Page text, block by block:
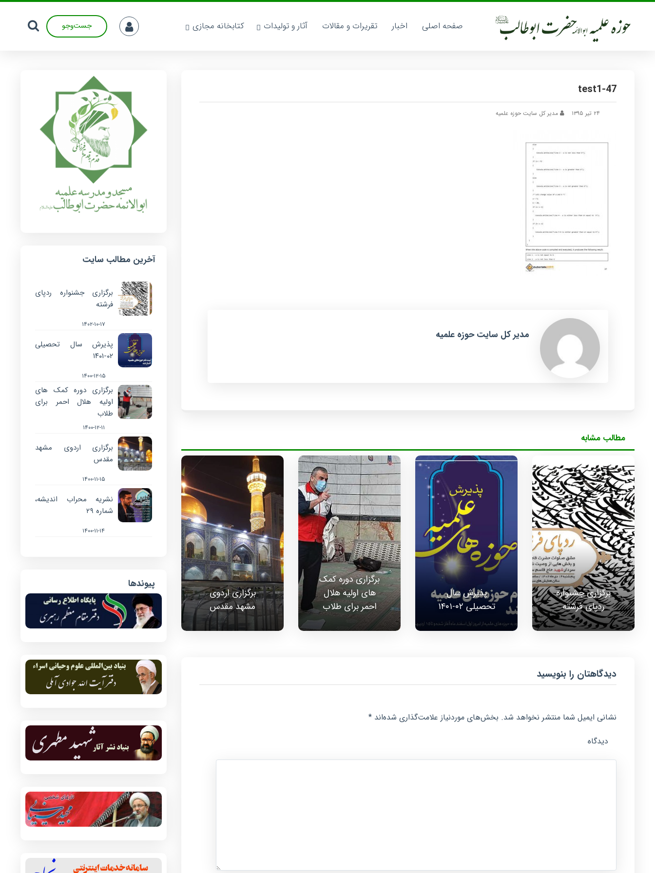
صفحه اصلی اخبار تقریرات و مقالات آثار و تولیدات کتابخانه مجازی جست‌وجو
test1-47
۲۴ تیر ۱۳۹۵ مدیر کل سایت حوزه علمیه
مدیر کل سایت حوزه علمیه
مطالب مشابه
برگزاری جشنواره
ردپای فرشته
پذیرش سال
تحصیلی ۰۲-۱۴۰۱
برگزاری دوره کمک
های اولیه هلال
احمر برای طلاب
برگزاری اردوی
مشهد مقدس
دیدگاهتان را بنویسید
نشانی ایمیل شما منتشر نخواهد شد. بخش‌های موردنیاز علامت‌گذاری شده‌اند*
دیدگاه
آخرین مطالب سایت
برگزاری جشنواره ردپای
فرشته
۱۴۰۲-۱۰-۱۷
پذیرش سال تحصیلی
۰۲-۱۴۰۱
۱۴۰۰-۱۲-۱۵
برگزاری دوره کمک های
اولیه هلال احمر برای
طلاب
۱۴۰۰-۱۲-۱۱
برگزاری اردوی مشهد
مقدس
۱۴۰۰-۱۱-۱۵
نشریه محراب اندیشه،
شماره ۲۹
۱۴۰۰-۱۱-۱۴
پیوندها